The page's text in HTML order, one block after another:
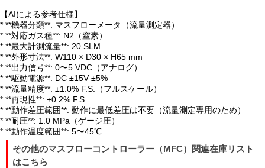
【AIによる参考仕様】
* **機器分類**: マスフローメータ（流量測定器）
* **対応ガス種**: N2（窒素）
* **最大計測流量**: 20 SLM
* **外形寸法**: W110 × D30 × H65 mm
* **出力信号**: 0〜5 VDC（アナログ）
* **駆動電源**: DC ±15V ±5%
* **流量精度**: ±1.0% F.S.（フルスケール）
* **再現性**: ±0.2% F.S.
* **動作差圧範囲**: 動作に最低差圧は不要（流量測定専用のため）
* **耐圧**: 1.0 MPa（ゲージ圧）
* **動作温度範囲**: 5〜45℃
その他のマスフローコントローラー（MFC）関連在庫リスト
はこちら